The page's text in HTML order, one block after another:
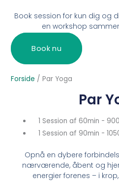
Book session for kun dig og
en workshop
Book nu
Forside /Par Yoga
Par
1 Session af 60min -
1 Session af 90min -
Opnå en dybere
nærværende, åbent og
energier forenes – i